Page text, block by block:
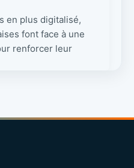
en plus digitalisé,
font face à une
renforcer leur